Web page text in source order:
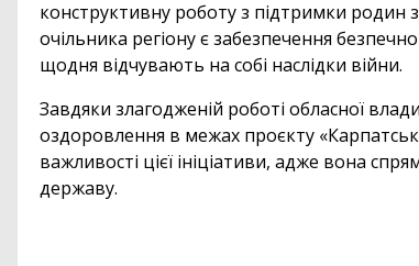
конструктивну роботу з підтримки родин
очільника регіону є забезпечення
щодня відчувають на собі наслідки війни.
Завдяки злагодженій роботі обласної
оздоровлення в межах проєкту
важливості цієї ініціативи, адже вона
державу.